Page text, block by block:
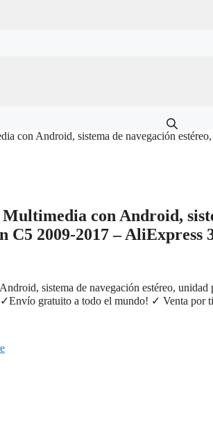
con Android, sistema de navegación
con Android,
2009-2017 –
sistema de navegación estéreo,
gratuito a todo el mundo! ✓ Venta